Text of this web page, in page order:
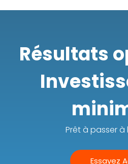
Résultats
Prêt à passer à
Essayez